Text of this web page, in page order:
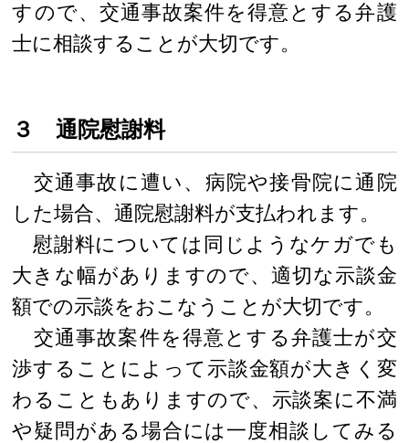
すので、交通事故案件を得意とする弁護
士に相談することが大切です。
３ 通院慰謝料
交通事故に遭い、病院や接骨院に通院
した場合、通院慰謝料が支払われます。
慰謝料については同じようなケガでも
大きな幅がありますので、適切な示談金
額での示談をおこなうことが大切です。
交通事故案件を得意とする弁護士が交
渉することによって示談金額が大きく変
わることもありますので、示談案に不満
や疑問がある場合には一度相談してみる